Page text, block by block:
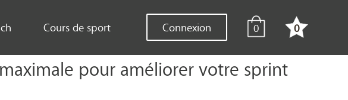
Connexion 0 0
Cours de sport
pour améliorer votre sprint